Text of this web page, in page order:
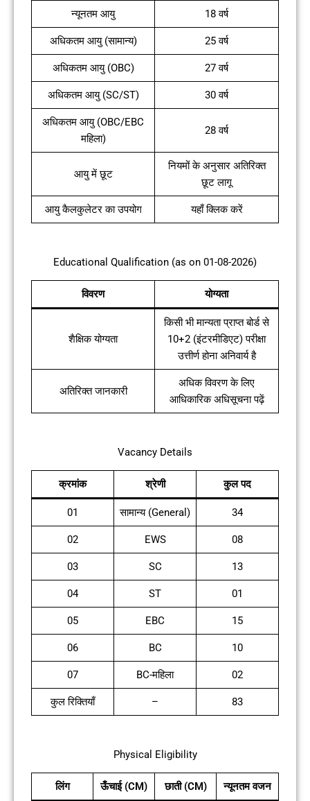
न्यूनतम आयु 18 वर्ष
अधिकतम आयु (सामान्य) 25 वर्ष
अधिकतम आयु (OBC) 27 वर्ष
अधिकतम आयु (SC/ST) 30 वर्ष
अधिकतम आयु (OBC/EBC
महिला)
28 वर्ष
आयु में छूट
नियमों के अनुसार अतिरिक्त
छूट लागू
आयु कैलकुलेटर का उपयोग यहाँ क्लिक करें
Educational Qualification (as on 01-08-2026)
विवरण योग्यता
शैक्षिक योग्यता
किसी भी मान्यता प्राप्त बोर्ड से
10+2 (इंटरमीडिएट) परीक्षा
उत्तीर्ण होना अनिवार्य है
अतिरिक्त जानकारी
अधिक विवरण के लिए
आधिकारिक अधिसूचना पढ़ें
Vacancy Details
क्रमांक श्रेणी कुल पद
01 सामान्य (General) 34
02 EWS 08
03 SC 13
04 ST 01
05 EBC 15
06 BC 10
07 BC-महिला 02
कुल रिक्तियाँ – 83
Physical Eligibility
लिंग ऊँचाई (CM) छाती (CM) न्यूनतम वजन